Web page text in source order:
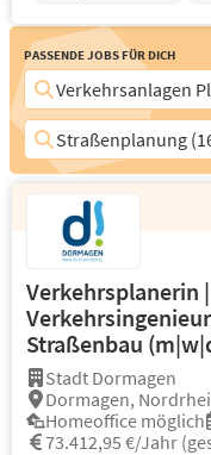
Passende Jobs für Dich
Verkehrsanlagen
Straßenplanung
Verkehrsplanerin
Straßenbau
Stadt Dormagen
Dormagen,
Homeoffice möglich
73.412,95 €/Jahr